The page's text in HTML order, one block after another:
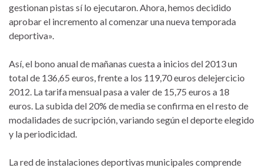
gestionan pistas sí lo ejecutaron. Ahora, hemos decidido
aprobarel incremento al comenzaruna nueva temporada
deportiva».
Así, el bono anual de mañanas cuesta a inicios del 2013 un
total de 136,65 euros, frente a los 119,70 euros delejercicio
2012. La tarifa mensual pasa a valer de 15,75 euros a 18
euros. La subida del 20% de media se confirma enelresto de
modalidades de sucripción, variando segúneldeporteelegido
y la periodicidad.
La red de instalaciones deportivas municipales comprende